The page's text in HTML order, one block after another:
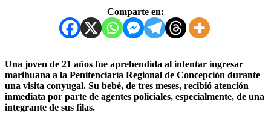
Comparte en:
Una joven de 21 años fue aprehendida al intentar ingresar
marihuana a la Penitenciaría Regional de Concepción durante
una visita conyugal. Su bebé, de tres meses, recibió atención
inmediata por parte de agentes policiales, especialmente, de una
integrante de sus filas.